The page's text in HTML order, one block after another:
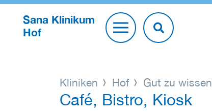
Sana Klinikum
Hof
Kliniken Hof Gut zu wissen
Café, Bistro, Kiosk